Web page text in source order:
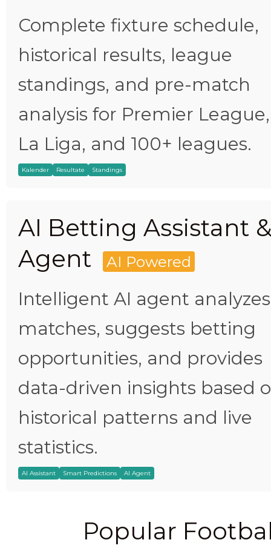
Complete fixture schedule,
historical results, league
standings, and pre-match
analysis for Premier League,
La Liga, and 100+ leagues.
Kalender Resultate Standings
AI Betting Assistant
Agent
AI Powered
Intelligent AI agent analyzes
matches, suggests betting
opportunities, and provides
data-driven insights based
historical patterns and live
statistics.
AI Assistant Smart Predictions AI Agent
Popular